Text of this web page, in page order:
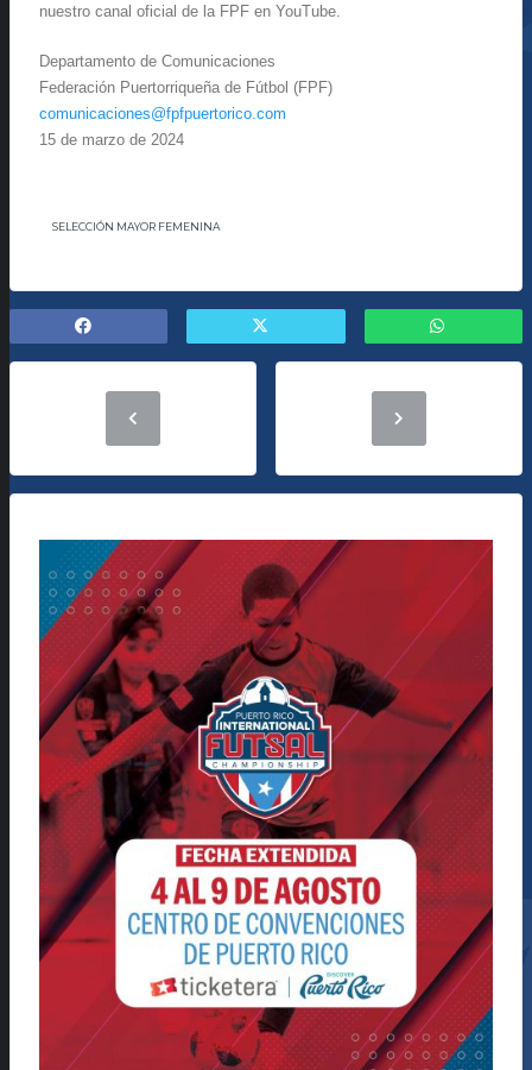
nuestro canal oficial de la FPF en YouTube.
Departamento de Comunicaciones
Federación Puertorriqueña de Fútbol (FPF)
comunicaciones@fpfpuertorico.com
15 de marzo de 2024
SELECCIÓN MAYOR FEMENINA